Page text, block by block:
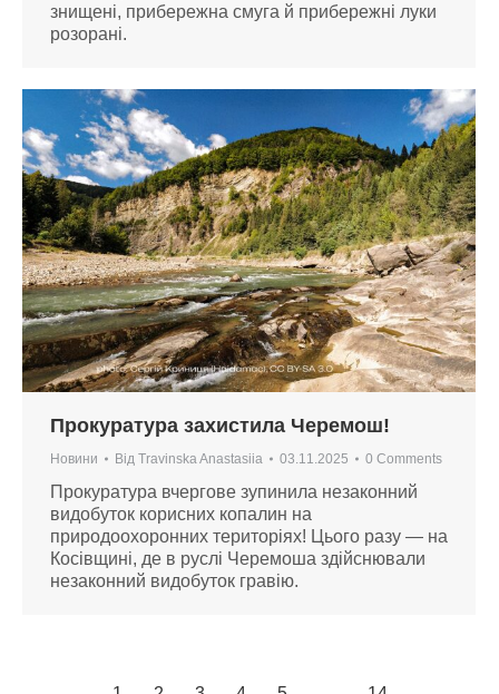
знищені, прибережна смуга й прибережні луки
розорані.
Прокуратура захистила Черемош!
Новини Від Travinska Anastasiia 03.11.2025 0 Comments
Прокуратура вчергове зупинила незаконний
видобуток корисних копалин на
природоохоронних територіях! Цього разу — на
Косівщині, де в руслі Черемоша здійснювали
незаконний видобуток гравію.